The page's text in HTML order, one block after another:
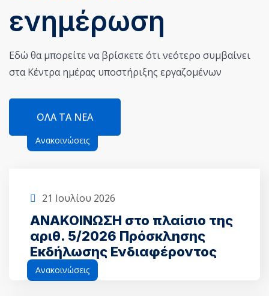
ενημέρωση
Εδώ θα μπορείτε να βρίσκετε ότι νεότερο συμβαίνει
στα Κέντρα ημέρας υποστήριξης εργαζομένων
ΌΛΑ ΤΑ ΝΈΑ
21 Ιουλίου 2026
Ανακοινώσεις
ΑΝΑΚΟΙΝΩΣΗ στο πλαίσιο της
αριθ. 5/2026 Πρόσκλησης
Εκδήλωσης Ενδιαφέροντος
Ανακοινώσεις